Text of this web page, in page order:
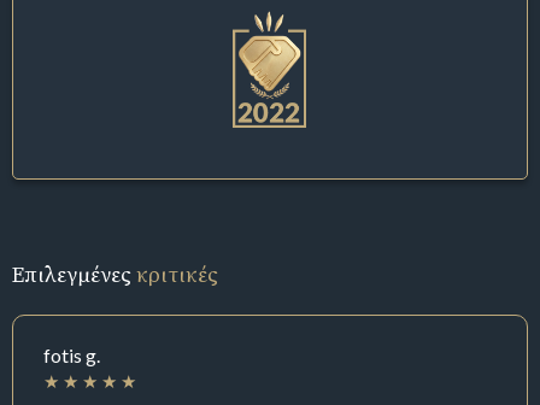
Επιλεγμένεςκριτικές
fotis g.